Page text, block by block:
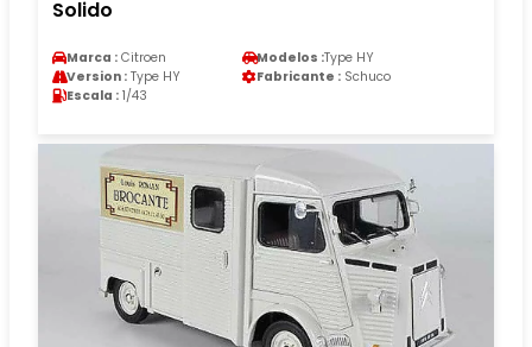
Solido
Marca : Citroen Modelos :Type HY
Version : Type HY Fabricante : Schuco
Escala : 1/43